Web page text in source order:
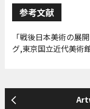
参考文献
「戦後日本美術の
グ,東京国立近代美術